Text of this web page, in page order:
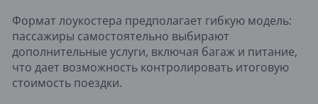
Формат лоукостера предполагает гибкую модель:
пассажиры самостоятельно выбирают
дополнительные услуги, включая багаж и питание,
что дает возможность контролировать итоговую
стоимость поездки.